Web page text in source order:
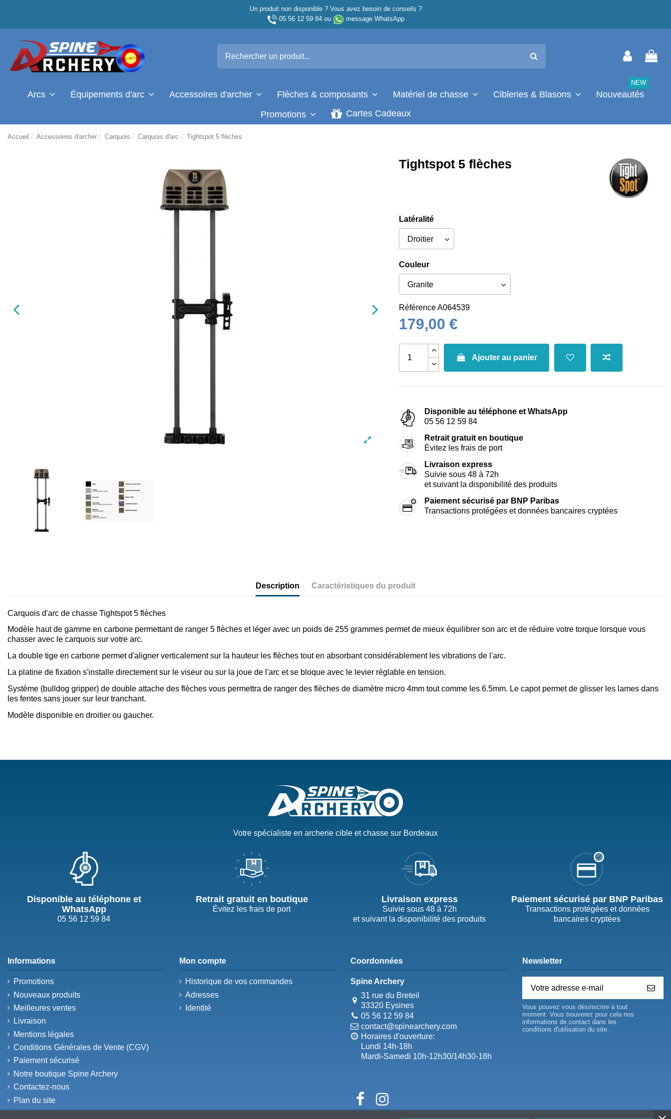
Un produit non disponible ? Vous avez besoin de conseils ?
05 56 12 59 84ou message WhatsApp
Arcs Équipements d'arc Accessoires d'archer Flèches & composants Matériel de chasse Cibleries & Blasons Nouveautés
NEW
Promotions Cartes Cadeaux
Accueil Accessoires d'archer Carquois Carquois d'arc Tightspot 5 flèches
Tightspot 5 flèches
Latéralité
Couleur
RéférenceA064539
179,00 €
Ajouter au panier
Disponible au téléphone et WhatsApp
05 56 12 59 84
Retrait gratuit en boutique
Évitez les frais de port
Livraison express
Suivie sous 48 à 72h
et suivant la disponibilité des produits
Paiement sécurisé par BNP Paribas
Transactions protégées et données bancaires cryptées
Description Caractéristiques du produit
Carquois d'arc de chasse Tightspot 5 flèches
Modèle haut de gamme en carbone permettant de ranger 5 flèches et léger avec un poids de 255 grammes permet de mieux équilibrer son arc et de réduire votre torque lorsque vous
chasser avec le carquois sur votre arc.
La double tige en carbone permet d'aligner verticalement sur la hauteur les flèches tout en absorbant considérablement les vibrations de l'arc.
La platine de fixation s'installe directement sur le viseur ou sur la joue de l'arc et se bloque avec le levier réglable en tension.
Système (bulldog gripper) de double attache des flèches vous permettra de ranger des flèches de diamètre micro 4mm tout comme les 6.5mm. Le capot permet de glisser les lames dans
les fentes sans jouer sur leur tranchant.
Modèle disponible en droitier ou gaucher.
Votre spécialiste en archerie cible et chasse sur Bordeaux
Disponible au téléphone et
WhatsApp
05 56 12 59 84
Retrait gratuit en boutique
Évitez les frais de port
Livraison express
Suivie sous 48 à 72h
et suivant la disponibilité des produits
Paiement sécurisé par BNP Paribas
Transactions protégées et données
bancaires cryptées
Informations
Promotions
Nouveaux produits
Meilleures ventes
Livraison
Mentions légales
Conditions Générales de Vente (CGV)
Paiement sécurisé
Notre boutique Spine Archery
Contactez-nous
Plan du site
Mon compte
Historique de vos commandes
Adresses
Identité
Coordonnées
Spine Archery
31 rue du Breteil
33320 Eysines
05 56 12 59 84
contact@spinearchery.com
Horaires d'ouverture:
Lundi 14h-18h
Mardi-Samedi 10h-12h30/14h30-18h
Newsletter
Vous pouvez vous désinscrire à tout
moment. Vous trouverez pour cela nos
informations de contact dans les
conditions d'utilisation du site.